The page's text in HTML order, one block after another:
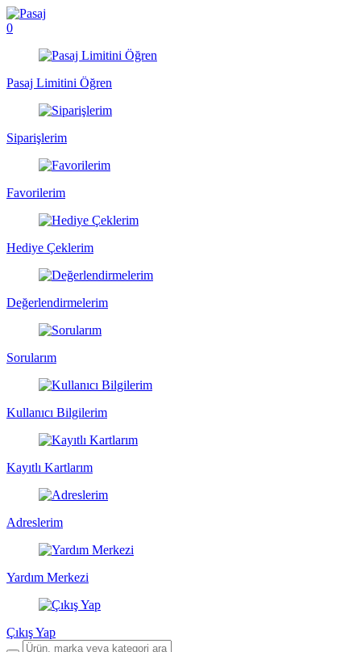
0
Pasaj Limitini Öğren
Siparişlerim
Favorilerim
Hediye Çeklerim
Değerlendirmelerim
Sorularım
Kullanıcı Bilgilerim
Kayıtlı Kartlarım
Adreslerim
Yardım Merkezi
Çıkış Yap